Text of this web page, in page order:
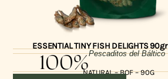
ESSENTIAL TINY FISH DELIGHTS 90gr
100%Pescaditos del Báltico
NATURAL – BOF – 90G